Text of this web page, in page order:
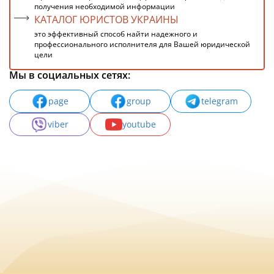
получения необходимой информации
КАТАЛОГ ЮРИСТОВ УКРАИНЫ
это эффективный способ найти надежного и
профессионального исполнителя для Вашей юридической
цели
Мы в социальных сетях:
page group
telegram
viber
youtube